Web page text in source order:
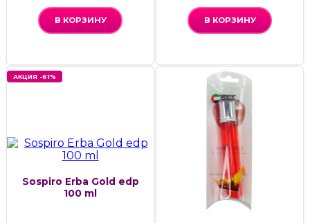
В КОРЗИНУ В КОРЗИНУ
АКЦИЯ -61%
Sospiro Erba Gold edp
100 ml